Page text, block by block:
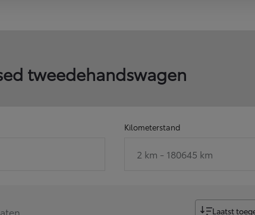
tweedehandswagen
Kilometerstand
2 km - 180645 km
Laatst